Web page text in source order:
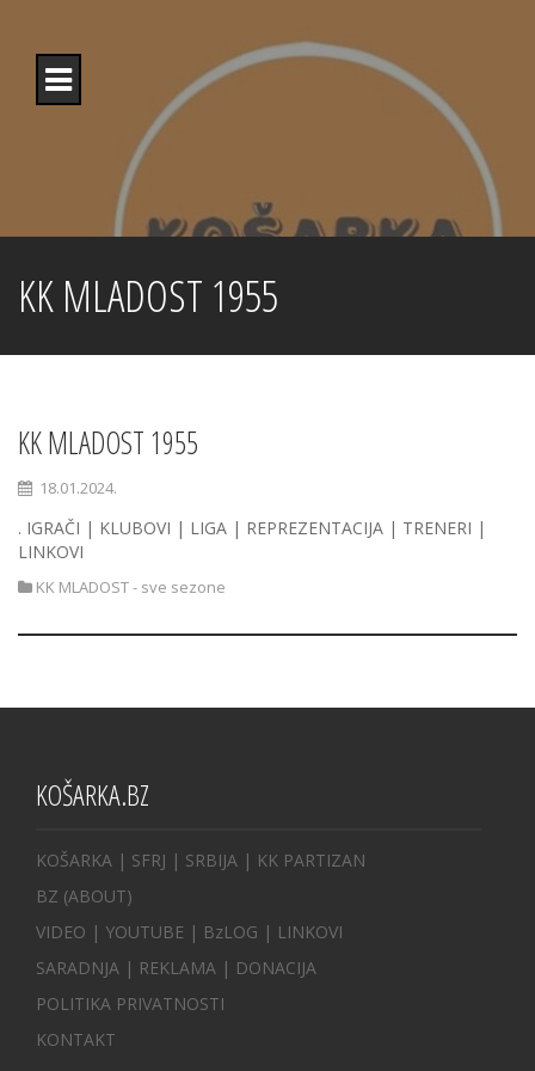
content
KK MLADOST 1955
KK MLADOST 1955
18.01.2024.
. IGRAČI | KLUBOVI | LIGA | REPREZENTACIJA | TRENERI |
LINKOVI
KK MLADOST - sve sezone
KOŠARKA.BZ
KOŠARKA | SFRJ | SRBIJA | KK PARTIZAN
BZ (ABOUT)
VIDEO | YOUTUBE | BzLOG | LINKOVI
SARADNJA | REKLAMA | DONACIJA
POLITIKA PRIVATNOSTI
KONTAKT